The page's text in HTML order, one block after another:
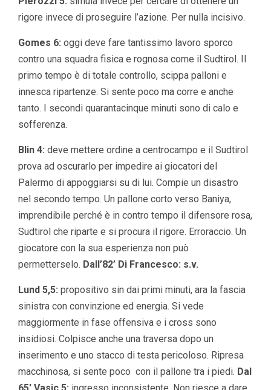
rigore invece di proseguire l’azione. Per nulla incisivo.
Gomes 6: oggi deve fare tantissimo lavoro sporco
contro una squadra fisica e rognosa come il Sudtirol. Il
primo tempo è di totale controllo, scippa palloni e
innesca ripartenze. Si sente poco ma corre e anche
tanto. I secondi quarantacinque minuti sono di calo e
sofferenza.
Blin 4: deve mettere ordine a centrocampo e il Sudtirol
prova ad oscurarlo per impedire ai giocatori del
Palermo di appoggiarsi su di lui. Compie un disastro
nel secondo tempo. Un pallone corto verso Baniya,
imprendibile perché è in contro tempo il difensore rosa,
Sudtirol che riparte e si procura il rigore. Erroraccio. Un
giocatore con la sua esperienza non può
permetterselo. Dall’82’ Di Francesco: s.v.
Lund 5,5: propositivo sin dai primi minuti, ara la fascia
sinistra con convinzione ed energia. Si vede
maggiormente in fase offensiva e i cross sono
insidiosi. Colpisce anche una traversa dopo un
inserimento e uno stacco di testa pericoloso. Ripresa
macchinosa, si sente poco con il pallone tra i piedi. Dal